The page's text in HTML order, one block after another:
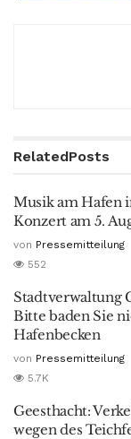
RelatedPosts
Musik am Hafen
Konzert am 5.
von Pressemitteilung
552
Stadtverwaltung
Bitte baden Sie
Hafenbecken
von Pressemitteilung
5.7K
Geesthacht:
wegen des